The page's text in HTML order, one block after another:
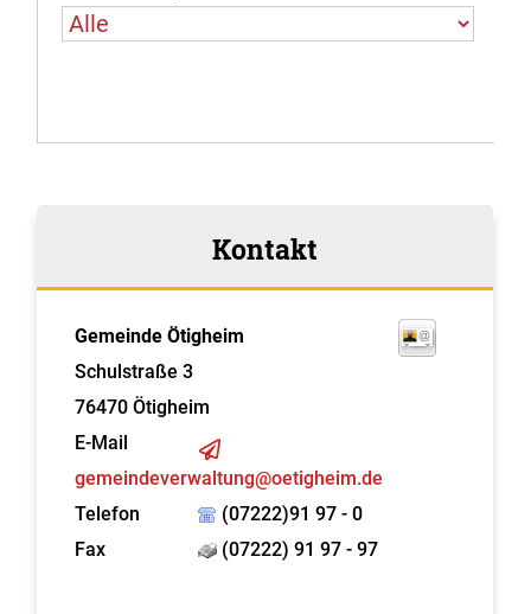
Kontakt
Gemeinde Ötigheim
Schulstraße 3
76470 Ötigheim
E-Mail
gemeindeverwaltung@oetigheim.de
Telefon
(07222)91 97 - 0
Fax
(07222) 91 97 - 97